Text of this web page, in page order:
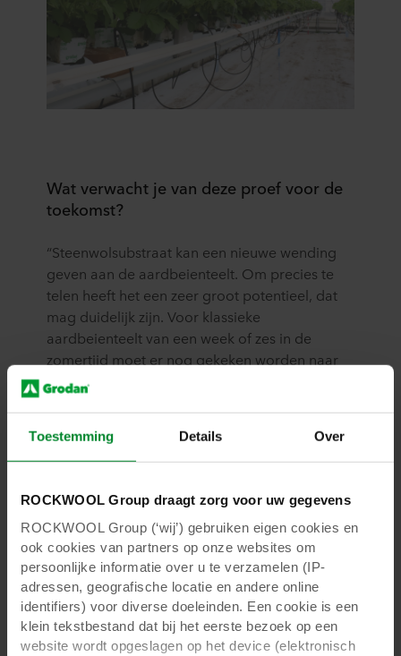
Toestemming Details Over
ROCKWOOL Group draagt zorg voor uw gegevens
ROCKWOOL Group (‘wij’) gebruiken eigen cookies en
ook cookies van partners op onze websites om
persoonlijke informatie over u te verzamelen (IP-
adressen, geografische locatie en andere online
identifiers) voor diverse doeleinden. Een cookie is een
klein tekstbestand dat bij het eerste bezoek op een
website wordt opgeslagen op het device (elektronisch
Wat verwacht je van deze proef voor de
toekomst?
“Steenwolsubstraat kan een nieuwe wending
geven aan de aardbeienteelt. Om precies te
telen heeft het een zeer groot potentieel, dat
mag duidelijk zijn. Voor klassieke
aardbeienteelt van een week of zes in de
zomertijd moet er nog gekeken worden naar
de economische haalbaarheid. Maar kijk je
dan kan het economisch erg interessant
worden. Technisch is het haalbaar, mits die
voor telers belangrijk. Zoals ik al zei: het is voor
de meeste telers een heel andere manier van
werken. Sensoren zoals GroSens kunnen echt
mooie vertrekpunten zijn om direct feeling te
krijgen met steenwol als substraat.”